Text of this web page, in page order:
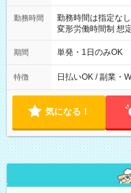
勤務時間
勤務時間は指定なし
変形労働時間制 想定労働時
19：00
期間 単発・1日のみOK
特徴 日払いOK / 副業・
気になる！